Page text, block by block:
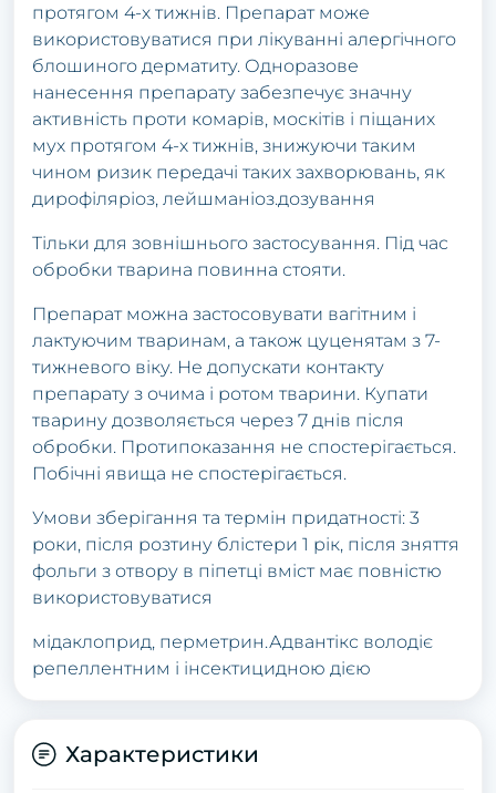
протягом 4-х тижнів. Препарат може
використовуватися при лікуванні алергічного
блошиного дерматиту. Одноразове
нанесення препарату забезпечує значну
активність проти комарів, москітів і піщаних
мух протягом 4-х тижнів, знижуючи таким
чином ризик передачі таких захворювань, як
дирофіляріоз, лейшманіоз.дозування
Тільки для зовнішнього застосування. Під час
обробки тварина повинна стояти.
Препарат можна застосовувати вагітним і
лактуючим тваринам, а також цуценятам з 7-
тижневого віку. Не допускати контакту
препарату з очима і ротом тварини. Купати
тварину дозволяється через 7 днів після
обробки. Протипоказання не спостерігається.
Побічні явища не спостерігається.
Умови зберігання та термін придатності: 3
роки, після розтину блістери 1 рік, після зняття
фольги з отвору в піпетці вміст має повністю
використовуватися
мідаклоприд, перметрин.Адвантікс володіє
репеллентним і інсектицидною дією
Характеристики